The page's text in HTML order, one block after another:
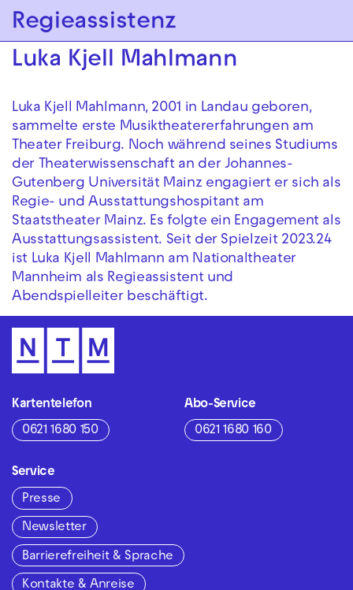
Zur Hauptnavigation springen
Zum Hauptinhalt springen Zum Footer springen
Regieassistenz
Luka Kjell Mahlmann
Luka Kjell Mahlmann, 2001 in Landau geboren,
sammelte erste Musiktheatererfahrungen am
Theater Freiburg. Noch während seines Studiums
der Theaterwissenschaft an der Johannes-
Gutenberg Universität Mainz engagiert er sich als
Regie- und Ausstattungshospitant am
Staatstheater Mainz. Es folgte ein Engagement als
Ausstattungsassistent. Seit der Spielzeit 2023.24
ist Luka Kjell Mahlmann am Nationaltheater
Mannheim als Regieassistent und
Abendspielleiter beschäftigt.
Kartentelefon
0621 1680 150
Abo-Service
0621 1680 160
Service
Presse
Newsletter
Barrierefreiheit & Sprache
Kontakte & Anreise